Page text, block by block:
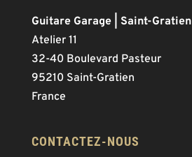
Guitare Garage | Saint-Gratien
Atelier 11
32-40 Boulevard Pasteur
95210 Saint-Gratien
France
CONTACTEZ-NOUS